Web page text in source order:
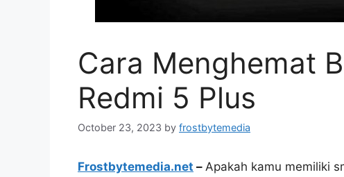
Cara Menghemat
Redmi 5 Plus
October 23, 2023 by frostbytemedia
Frostbytemedia.net – Apakah kamu memiliki